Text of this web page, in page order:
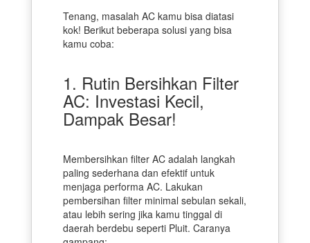
Tenang, masalah AC kamu bisa diatasi
kok! Berikut beberapa solusi yang bisa
kamu coba:
1. Rutin Bersihkan Filter
AC: Investasi Kecil,
Dampak Besar!
Membersihkan filter AC adalah langkah
paling sederhana dan efektif untuk
menjaga performa AC. Lakukan
pembersihan filter minimal sebulan sekali,
atau lebih sering jika kamu tinggal di
daerah berdebu seperti Pluit. Caranya